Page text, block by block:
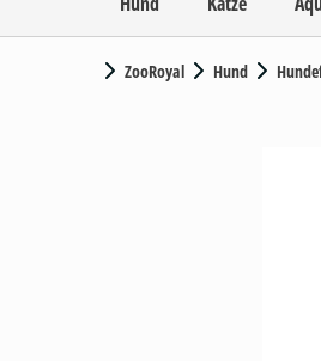
ZooRoyal Hund